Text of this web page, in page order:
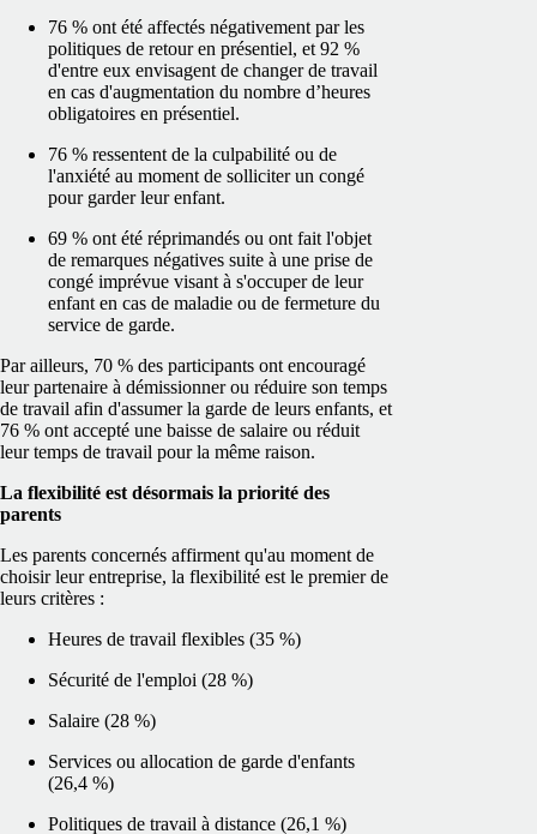
76 % ont été affectés négativement par les
politiques de retour en présentiel, et 92 %
d'entre eux envisagent de changer de travail
en cas d'augmentation du nombre d’heures
obligatoires en présentiel.
76 % ressentent de la culpabilité ou de
l'anxiété au moment de solliciter un congé
pour garder leur enfant.
69 % ont été réprimandés ou ont fait l'objet
de remarques négatives suite à une prise de
congé imprévue visant à s'occuper de leur
enfant en cas de maladie ou de fermeture du
service de garde.
Par ailleurs, 70 % des participants ont encouragé
leur partenaire à démissionner ou réduire son temps
de travail afin d'assumer la garde de leurs enfants, et
76 % ont accepté une baisse de salaire ou réduit
leur temps de travail pour la même raison.
La flexibilité est désormais la priorité des
parents
Les parents concernés affirment qu'au moment de
choisir leur entreprise, la flexibilité est le premier de
leurs critères :
Heures de travail flexibles (35 %)
Sécurité de l'emploi (28 %)
Salaire (28 %)
Services ou allocation de garde d'enfants
(26,4 %)
Politiques de travail à distance (26,1 %)